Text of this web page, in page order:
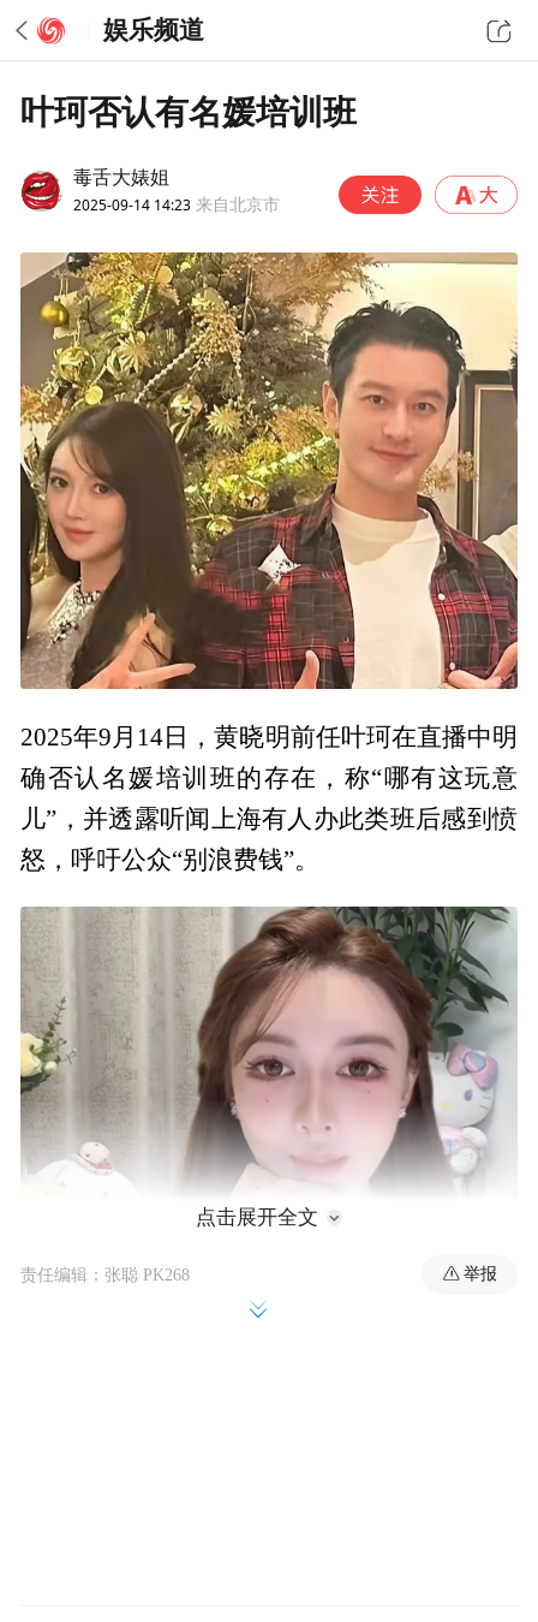
娱乐频道
叶珂否认有名媛培训班
毒舌大婊姐
2025-09-14 14:23 来自北京市
2025年9月14日，黄晓明前任叶珂在直播中明
确否认名媛培训班的存在，称“哪有这玩意
儿”，并透露听闻上海有人办此类班后感到愤
怒，呼吁公众“别浪费钱”。
点击展开全文
责任编辑：张聪 PK268 举报